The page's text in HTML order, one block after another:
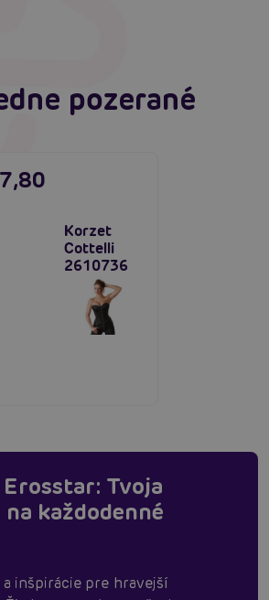
pozerané
Korzet
Cottelli
2610736
Tvoja
každodenné
inšpirácie pre hravejší